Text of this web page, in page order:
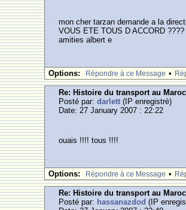
mon cher tarzan demande a la
VOUS ETE TOUS D ACCORD ????
amities albert e
Options: Rèpondre à ce Message •
Re: Histoire du transport au
Posté par:darlett (IP enregistrè)
Date: 27 January 2007 : 22:22
ouais !!!! tous !!!!
Options: Rèpondre à ce Message •
Re: Histoire du transport au
Posté par: hassanazdod (IP